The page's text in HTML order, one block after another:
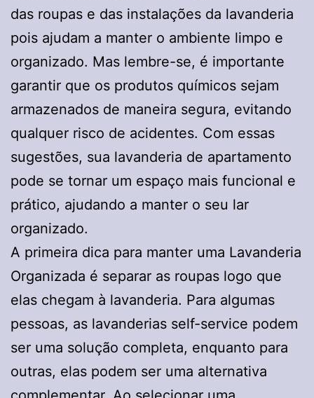
das roupas e das instalações da lavanderia
pois ajudam a manter o ambiente limpo e
organizado. Mas lembre-se, é importante
garantir que os produtos químicos sejam
armazenados de maneira segura, evitando
qualquer risco de acidentes. Com essas
sugestões, sua lavanderia de apartamento
pode se tornar um espaço mais funcional e
prático, ajudando a manter o seu lar
organizado.
A primeira dica para manter uma Lavanderia
Organizada é separar as roupas logo que
elas chegam à lavanderia. Para algumas
pessoas, as lavanderias self-service podem
ser uma solução completa, enquanto para
outras, elas podem ser uma alternativa